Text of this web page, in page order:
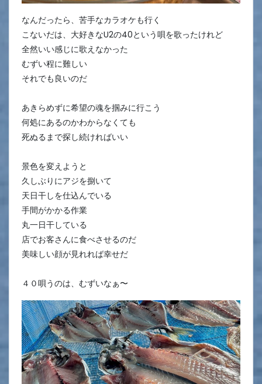
なんだったら、苦手なカラオケも行く
こないだは、大好きなU2の40という唄を歌ったけれど
全然いい感じに歌えなかった
むずい程に難しい
それでも良いのだ
あきらめずに希望の魂を掴みに行こう
何処にあるのかわからなくても
死ぬるまで探し続ければいい
景色を変えようと
久しぶりにアジを捌いて
天日干しを仕込んでいる
手間がかかる作業
丸一日干している
店でお客さんに食べさせるのだ
美味しい顔が見れれば幸せだ
４０唄うのは、むずいなぁ〜